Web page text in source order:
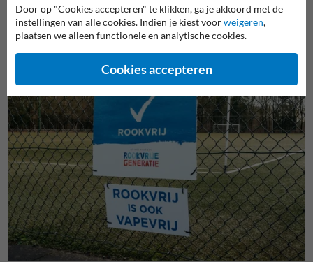
Naar aanvraagformulier
Door op "Cookies accepteren" te klikken, ga je akkoord met de
instellingen van alle cookies. Indien je kiest voorweigeren,
plaatsen we alleen functionele en analytische cookies.
Cookies accepteren